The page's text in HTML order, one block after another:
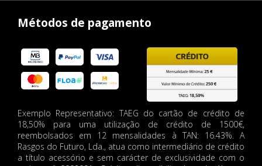
Métodos de pagamento
Exemplo Representativo: TAEG do cartão de crédito de
18,50% para uma utilização de crédito de 1500€,
reembolsados em 12 mensalidades à TAN: 16.43%. A
Rasgos do Futuro, Lda., atua como intermediário de crédito
a título acessório e sem carácter de exclusividade com o